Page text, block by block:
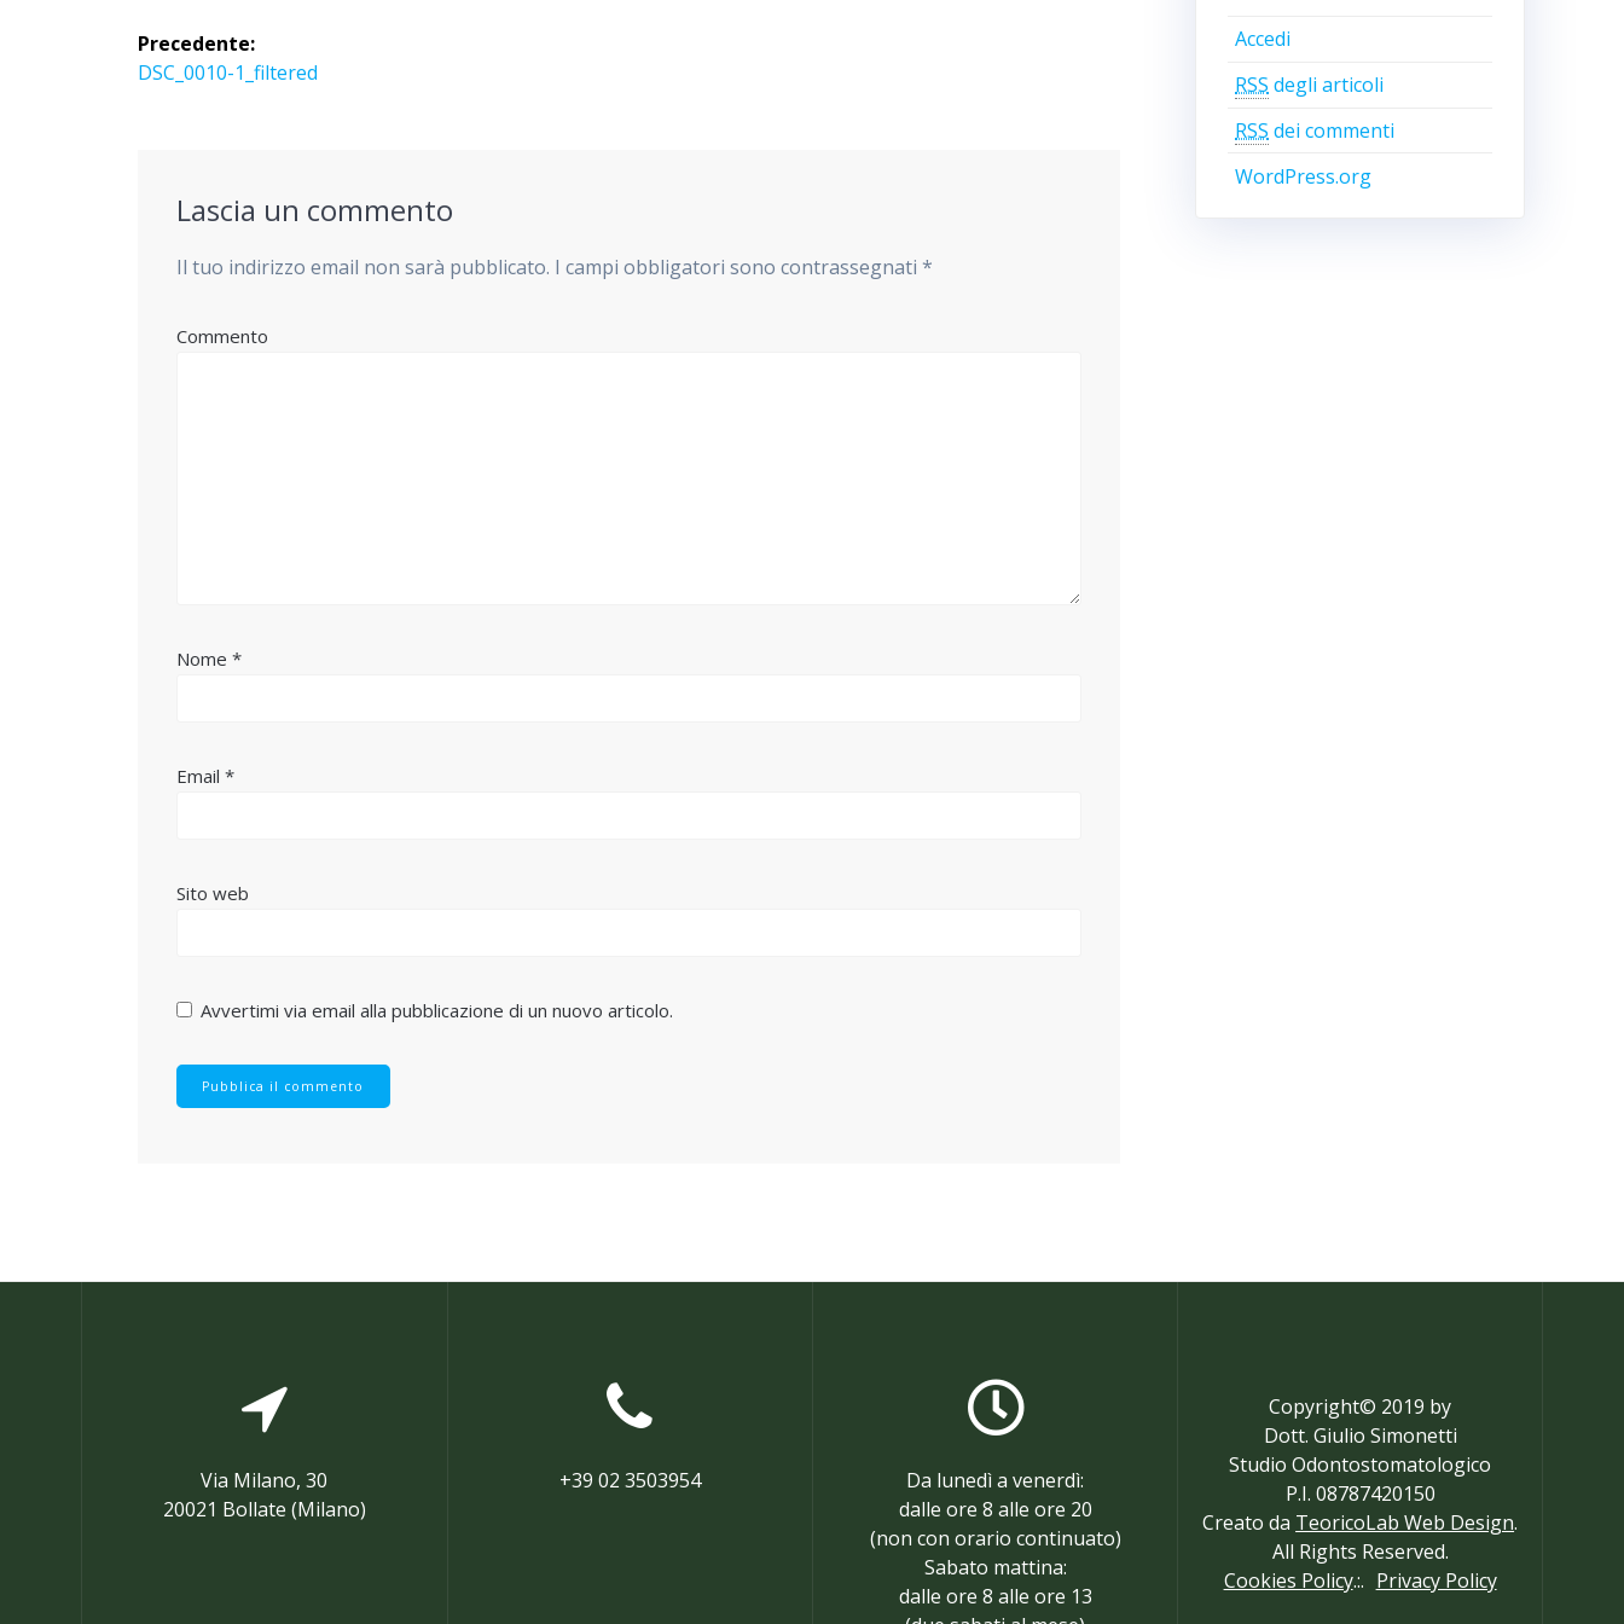
Navigazione
articoli
Precedente:
Articolo
DSC_0010-1_filtered
Lascia un commento
Il tuo indirizzo email non sarà pubblicato. I campi obbligatori sono contrassegnati*
Commento
Nome*
Email*
Sito web
Avvertimi via email alla pubblicazione di un nuovo articolo.
Accedi
RSS degli articoli
RSS dei commenti
WordPress.org
Via Milano, 30
20021 Bollate (Milano)
+39 02 3503954
Da lunedì a venerdì:
dalle ore 8 alle ore 20
(non con orario continuato)
Sabato mattina:
dalle ore 8 alle ore 13
Copyright© 2019 by
Dott. Giulio Simonetti
Studio Odontostomatologico
P.I. 08787420150
Creato da TeoricoLab Web Design.
All Rights Reserved.
Cookies Policy.:. Privacy Policy